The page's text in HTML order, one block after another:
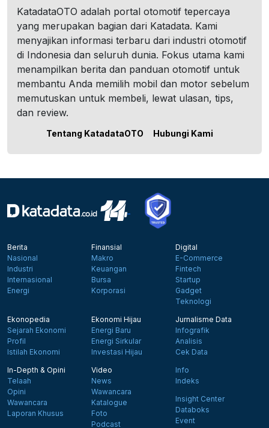
KatadataOTO adalah portal otomotif tepercaya
yang merupakan bagian dari Katadata. Kami
menyajikan informasi terbaru dari industri otomotif
di Indonesia dan seluruh dunia. Fokus utama kami
menampilkan berita dan panduan otomotif untuk
membantu Anda memilih mobil dan motor sebelum
memutuskan untuk membeli, lewat ulasan, tips,
dan review.
Tentang KatadataOTO Hubungi Kami
Berita
Nasional
Industri
Internasional
Energi
Finansial
Makro
Keuangan
Bursa
Korporasi
Digital
E-Commerce
Fintech
Startup
Gadget
Teknologi
Ekonopedia
Sejarah Ekonomi
Profil
Istilah Ekonomi
Ekonomi Hijau
Energi Baru
Energi Sirkular
Investasi Hijau
Jurnalisme Data
Infografik
Analisis
Cek Data
In-Depth & Opini
Telaah
Opini
Wawancara
Laporan Khusus
Video
News
Wawancara
Katalogue
Foto
Podcast
Info
Indeks
Insight Center
Databoks
Event